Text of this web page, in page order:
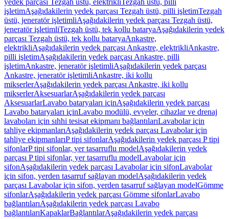
yedek parçası Tezgah üstü, elektrikli Tezgah üstü, pilli
işletimAşağıdakilerin yedek parçası Tezgah üstü, pilli işletimTezgah
üstü, jeneratör işletimliAşağıdakilerin yedek parçası Tezgah üstü,
jeneratör işletimliTezgah üstü, tek kollu bataryaAşağıdakilerin yedek
parçası Tezgah üstü, tek kollu bataryaAnkastre,
elektrikliAşağıdakilerin yedek parçası Ankastre, elektrikliAnkastre,
pilli işletimAşağıdakilerin yedek parçası Ankastre, pilli
işletimAnkastre, jeneratör işletimliAşağıdakilerin yedek parçası
Ankastre, jeneratör işletimliAnkastre, iki kollu
mikserlerAşağıdakilerin yedek parçası Ankastre, iki kollu
mikserlerAksesuarlarAşağıdakilerin yedek parçası
AksesuarlarLavabo bataryaları içinAşağıdakilerin yedek parçası
Lavabo bataryaları içinLavabo modülü, evyeler, cihazlar ve drenaj
lavaboları için sıhhi tesisat ekipmanı bağlantılarıLavabolar için
tahliye ekipmanlarıAşağıdakilerin yedek parçası Lavabolar için
tahliye ekipmanlarıP tipi sifonlarAşağıdakilerin yedek parçası P tipi
sifonlarP tipi sifonlar, yer tasarruflu modelAşağıdakilerin yedek
parçası P tipi sifonlar, yer tasarruflu modelLavabolar için
sifonAşağıdakilerin yedek parçası Lavabolar için sifonLavabolar
için sifon, yerden tasarruf sağlayan modelAşağıdakilerin yedek
parçası Lavabolar için sifon, yerden tasarruf sağlayan modelGömme
sifonlarAşağıdakilerin yedek parçası Gömme sifonlarLavabo
bağlantılarıAşağıdakilerin yedek parçası Lavabo
bağlantılarıKapaklarBağlantılarAşağıdakilerin yedek parçası